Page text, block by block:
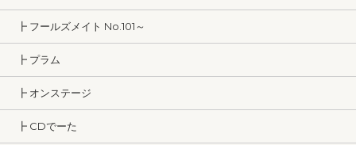
┣ フールズメイト No.101～
┣ プラム
┣ オンステージ
┣ CDでーた